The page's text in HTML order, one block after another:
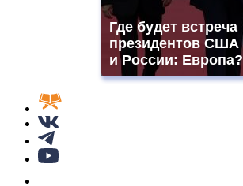
Где будет встреча
президентов США
и России: Европа?